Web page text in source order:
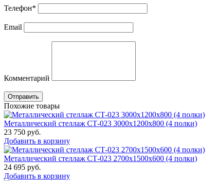
Телефон*
Email
Комментарий
Отправить
Похожие товары
Металлический стеллаж СТ-023 3000x1200x800 (4 полки)
23 750 руб.
Добавить в корзину
Металлический стеллаж СТ-023 2700x1500x600 (4 полки)
24 695 руб.
Добавить в корзину